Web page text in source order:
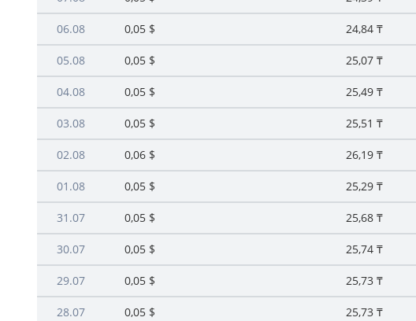
06.08 0,05 $ 24,84 ₸
05.08 0,05 $ 25,07 ₸
04.08 0,05 $ 25,49 ₸
03.08 0,05 $ 25,51 ₸
02.08 0,06 $ 26,19 ₸
01.08 0,05 $ 25,29 ₸
31.07 0,05 $ 25,68 ₸
30.07 0,05 $ 25,74 ₸
29.07 0,05 $ 25,73 ₸
28.07 0,05 $ 25,73 ₸